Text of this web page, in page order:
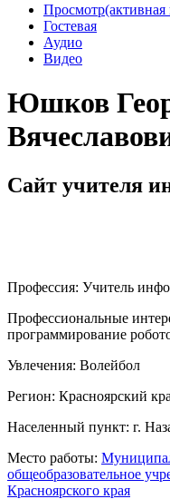
Просмотр(активная
Гостевая
Аудио
Видео
Юшков
Сайт учителя
Профессия: Учитель
Профессиональные
программирование
Увлечения: Волейбол
Регион: Красноярский
Населенный пункт: г.
Место работы:
общеобразовательное
Красноярского края